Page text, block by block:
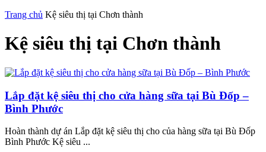
Trang chủ Kệ siêu thị tại Chơn thành
Kệ siêu thị tại Chơn thành
Lắp đặt kệ siêu thị cho cửa hàng sữa tại Bù Đốp –
Bình Phước
Hoàn thành dự án Lắp đặt kệ siêu thị cho của hàng sữa tại Bù Đốp
Bình Phước Kệ siêu ...